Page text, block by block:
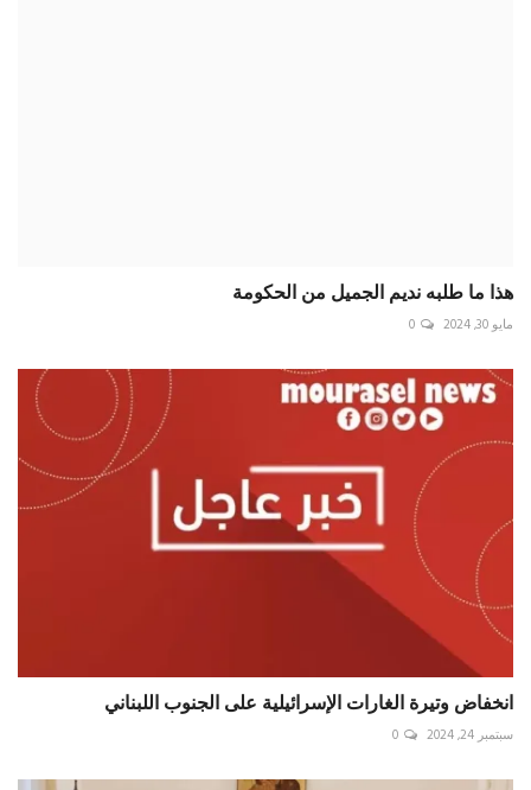
هذا ما طلبه نديم الجميل من الحكومة
مايو 30, 2024 0
انخفاض وتيرة الغارات الإسرائيلية على الجنوب اللبناني
سبتمبر 24, 2024 0